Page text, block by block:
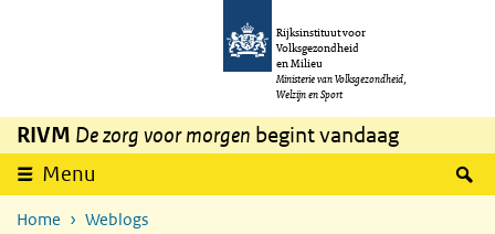
Overslaan en naar de inhoud gaan
Rijksinstituut voor
Volksgezondheid
en Milieu
Ministerie van Volksgezondheid,
Welzijn en Sport
RIVM De zorg voor morgen begint vandaag
Menu
Home
Weblogs